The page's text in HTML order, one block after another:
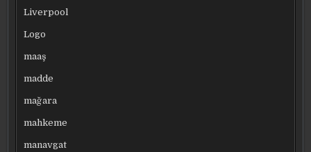
Liverpool
Logo
maaş
madde
mağara
mahkeme
manavgat